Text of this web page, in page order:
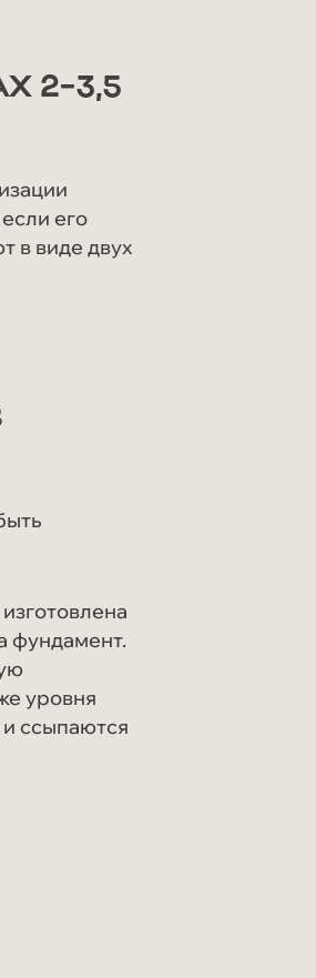
2-3,5
его
в виде двух
фундамент.
уровня
ссыпаются